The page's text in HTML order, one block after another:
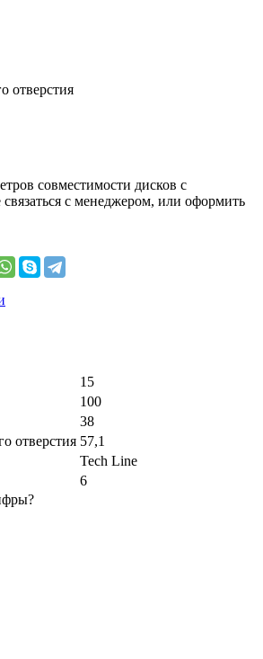
отверстия
совместимости дисков с
с менеджером, или оформить
15
100
38
отверстия 57,1
Tech Line
6